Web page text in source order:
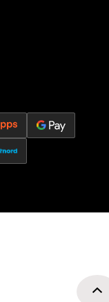
Velg